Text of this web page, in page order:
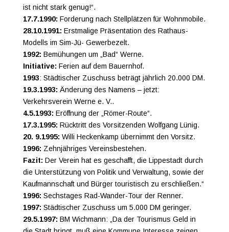
ist nicht stark genug!“.
17.7.1990: Forderung nach Stellplätzen für Wohnmobile.
28.10.1991: Erstmalige Präsentation des Rathaus-
Modells im Sim-Jü- Gewerbezelt.
1992: Bemühungen um „Bad“ Werne.
Initiative: Ferien auf dem Bauernhof.
1993: Städtischer Zuschuss beträgt jährlich 20.000 DM.
19.3.1993: Änderung des Namens – jetzt:
Verkehrsverein Werne e. V..
4.5.1993: Eröffnung der „Römer-Route“.
17.3.1995: Rücktritt des Vorsitzenden Wolfgang Lünig.
20. 9.1995: Willi Heckenkamp übernimmt den Vorsitz.
1996: Zehnjähriges Vereinsbestehen.
Fazit: Der Verein hat es geschafft, die Lippestadt durch
die Unterstützung von Politik und Verwaltung, sowie der
Kaufmannschaft und Bürger touristisch zu erschließen.“
1996: Sechstages Rad-Wander-Tour der Renner.
1997: Städtischer Zuschuss um 5.000 DM geringer.
29.5.1997: BM Wichmann: „Da der Tourismus Geld in